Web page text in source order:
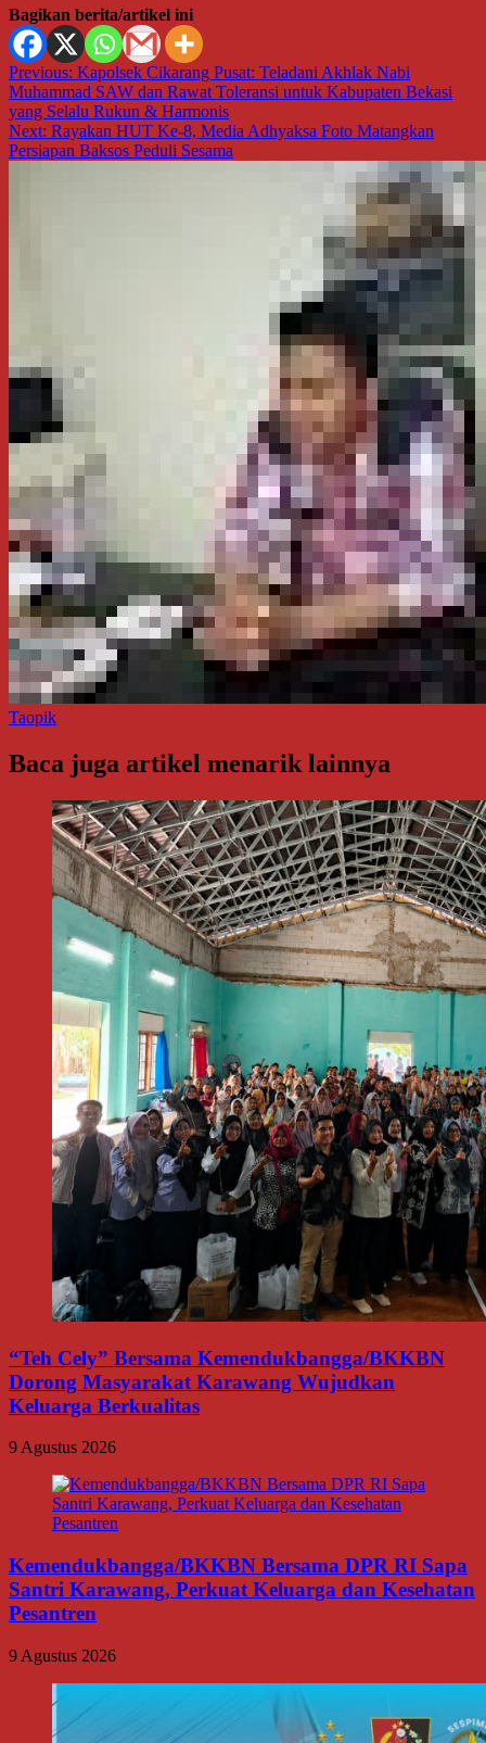
Bagikan berita/artikel ini
Navigasi
pos
Previous: Kapolsek Cikarang Pusat: Teladani Akhlak Nabi
Muhammad SAW dan Rawat Toleransi untuk Kabupaten Bekasi
yang Selalu Rukun & Harmonis
Next: Rayakan HUT Ke-8, Media Adhyaksa Foto Matangkan
Persiapan Baksos Peduli Sesama
Taopik
Baca juga artikel menarik lainnya
“Teh Cely” Bersama Kemendukbangga/BKKBN
Dorong Masyarakat Karawang Wujudkan
Keluarga Berkualitas
9 Agustus 2026
Kemendukbangga/BKKBN Bersama DPR RI Sapa
Santri Karawang, Perkuat Keluarga dan Kesehatan
Pesantren
9 Agustus 2026